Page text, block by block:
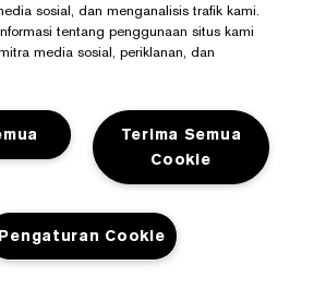
Kelola Cookies
Cipta Pada Estée Lauder Inc
sosial, dan menganalisis trafik kami.
tentang penggunaan situs kami
media sosial, periklanan, dan
Terima Semua
Cookie
Pengaturan Cookie